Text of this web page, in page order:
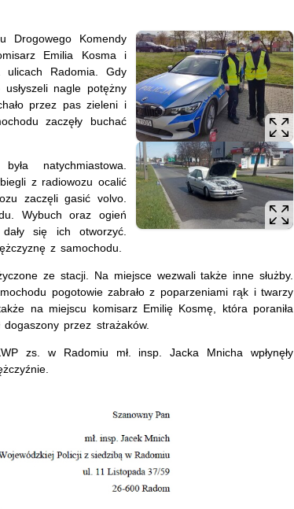
Drogowego Komendy
Emilia Kosma i
ulicach Radomia. Gdy
nagle potężny
przez pas zieleni i
zaczęły buchać
natychmiastowa.
z radiowozu ocalić
zaczęli gasić volvo.
Wybuch oraz ogień
się ich otworzyć.
z samochodu.
ze stacji. Na miejsce wezwali także inne służby.
pogotowie zabrało z poparzeniami rąk i twarzy
na miejscu komisarz Emilię Kosmę, która poraniła
przez strażaków.
zs. w Radomiu mł. insp. Jacka Mnicha wpłynęły